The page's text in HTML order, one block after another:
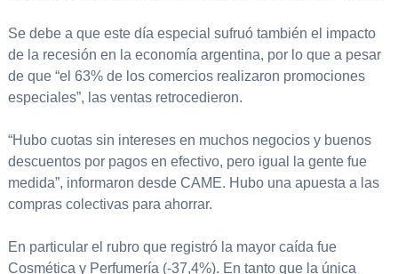
Se debe a que este día especial sufruó también el impacto
de la recesión en la economía argentina, por lo que a pesar
de que “el 63% de los comercios realizaron promociones
especiales”, las ventas retrocedieron.
“Hubo cuotas sin intereses en muchos negocios y buenos
descuentos por pagos en efectivo, pero igual la gente fue
medida”, informaron desde CAME. Hubo una apuesta a las
compras colectivas para ahorrar.
En particular el rubro que registró la mayor caída fue
Cosmética y Perfumería (-37,4%). En tanto que la única